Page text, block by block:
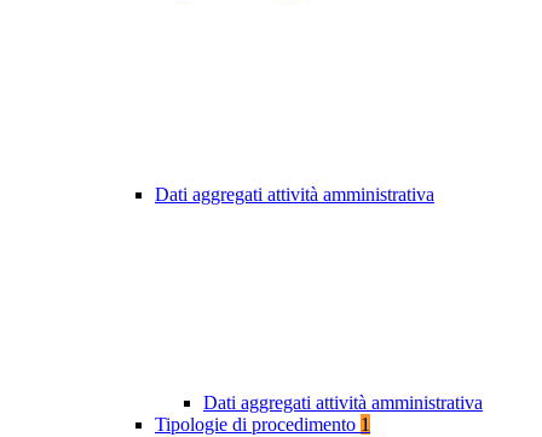
Dati aggregati attività amministrativa
Dati aggregati attività amministrativa
Tipologie di procedimento 1